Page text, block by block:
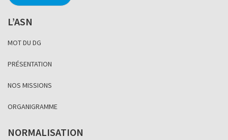
L’ASN
MOT DU DG
PRÉSENTATION
NOS MISSIONS
ORGANIGRAMME
NORMALISATION